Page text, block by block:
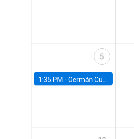
5
1:35 PM - Germán Cubas, University of Houston